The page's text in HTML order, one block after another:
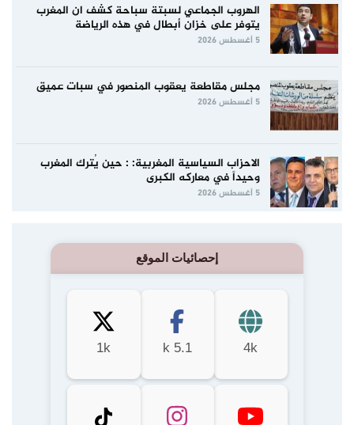
الهروب الجماعي لسبتة سباحة كشف ان المغرب
يتوفر على خزان أبطال في هذه الرياضة
5 أغسطس 2026
مجلس مقاطعة يعقوب المنصور في سبات عميق
5 أغسطس 2026
الاحزاب السياسية المغربية: : حين يُترك المغرب
وحيداً في معاركه الكبرى
5 أغسطس 2026
إحصائيات الموقع
4k
5.1 k
1k